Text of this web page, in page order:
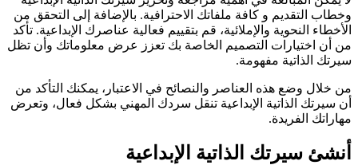
وخطاب التقديم و كافة ملفاتك الاحترافية. بالإضافة إلى التحقق من
الأخطاء النحوية والإملائية، قم بتقييم فعالية عناصرك الإبداعية. تأكد
من أن اختيارات التصميم الخاصة بك تعزز عرض معلوماتك وأن تظل
سيرتك الذاتية مفهومة.
من خلال وضع هذه العناصر والنصائح في الاعتبار، يمكنك التأكد من
أن سيرتك الذاتية الإبداعية تنقل سردك المهني بشكل فعال، وتعرض
مهاراتك الفريدة.
أنشئ سيرتك الذاتية الإبداعية